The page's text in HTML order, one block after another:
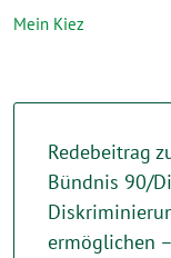
Mein Kiez
Redebeitrag
Bündnis 90/
ermöglichen